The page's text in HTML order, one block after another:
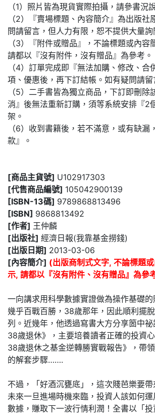
（1）照片皆為現貨實際拍攝，請參書況
（2）『賣場標題、內容簡介』為出版社
問請留言，但人力有限，恕不提供大量詢
（3）『附件或贈品』，不論標題或內容
請都以『沒有附件，沒有贈品』為參考。
（4）訂單完成即『無法加購、修改、合
項、優惠後，再下訂結帳。如有疑問請留
（5）二手書皆為獨立商品，下訂即刪除
消』後無法重新訂購，須等系統安排『2
架。
（6）收到書籍後，若不滿意，或有缺漏
款』。
[商品主貨號] U102917303
[代售商品編號] 105042900139
[ISBN-13碼] 9789868813496
[ISBN] 9868813492
[作者] 王仲麟
[出版社] 經濟日報(我靠基金撈錢)
[出版日期] 2013-03-06
[內容簡介] (出版商制式文字, 不論標題
示, 請都以『沒有附件、沒有贈品』為參
一向講求用科學數據實證做為操作基礎
幾乎百戰百勝，38歲那年，因此順利擺
列。近幾年，他透過寫書大方分享箇中
38歲退休》，主要培養讀者正確的投資
38歲退休之基金逆轉勝實戰報告》，帶
的解套步驟…….
不過，「好酒沉甕底」，這次賤芭樂要帶
未來一旦進場時機來臨，投資人該如何
數據，賺取下一波行情利潤！全書以「